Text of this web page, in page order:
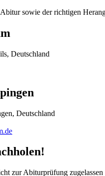
sowie der richtigen
Deutschland
Deutschland
zur Abiturprüfung